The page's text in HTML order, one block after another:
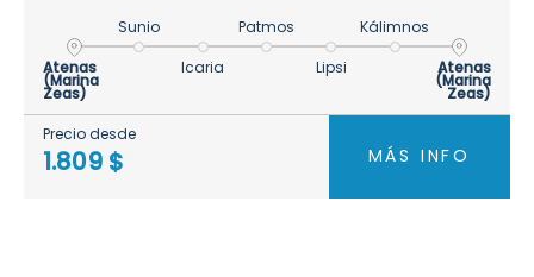
Atenas
(Marina
Zeas)
Sunio
Icaria
Patmos
Lipsi
Kálimnos
Atenas
(Marina
Zeas)
Precio desde
1.809 $ MÁS INFO